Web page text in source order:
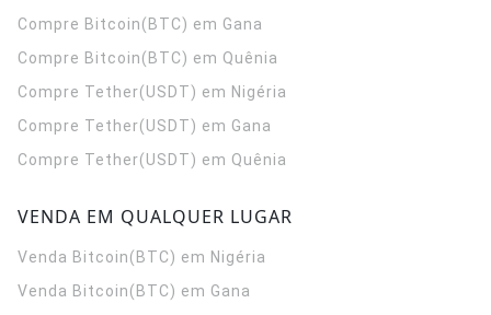
Compre Bitcoin(BTC) em Gana
Compre Bitcoin(BTC) em Quênia
Compre Tether(USDT) em Nigéria
Compre Tether(USDT) em Gana
Compre Tether(USDT) em Quênia
VENDA EM QUALQUER LUGAR
Venda Bitcoin(BTC) em Nigéria
Venda Bitcoin(BTC) em Gana